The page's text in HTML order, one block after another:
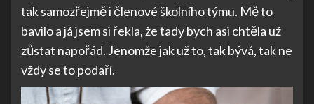
tak samozřejmě i členové školního týmu. Mě to
bavilo a já jsem si řekla, že tady bych asi chtěla už
zůstat napořád. Jenomže jak už to, tak bývá, tak ne
vždy se to podaří.